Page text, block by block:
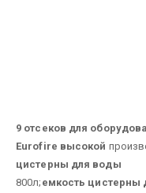
9 отсеков для
Eurofire высокой
цистерны для воды
800л; емкость цистерны